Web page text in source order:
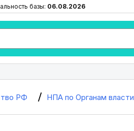
базы: 06.08.2026
РФ НПА по Органам власти